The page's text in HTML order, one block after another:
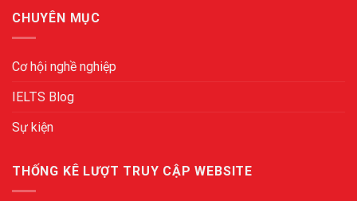
CHUYÊN MỤC
Cơ hội nghề nghiệp
IELTS Blog
Sự kiện
THỐNG KÊ LƯỢT TRUY CẬP WEBSITE